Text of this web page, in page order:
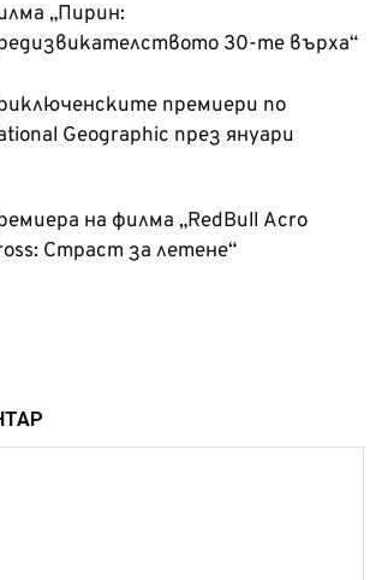
„Пирин:
30-те върха“
премиери по
Geographic през януари
на филма „RedBull Acro
Страст за летене“